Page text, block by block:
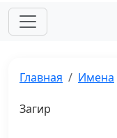
Главная Имена
Загир